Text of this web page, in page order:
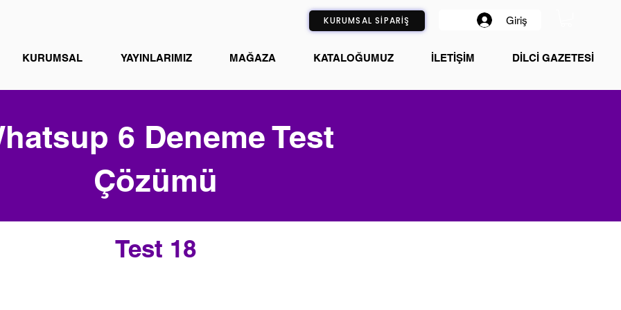
KURUMSAL SİPARİŞ Giriş
KURUMSAL YAYINLARIMIZ MAĞAZA KATALOĞUMUZ İLETİŞİM DİLCİ GAZETESİ
6 Deneme Test
Çözümü
Test 18